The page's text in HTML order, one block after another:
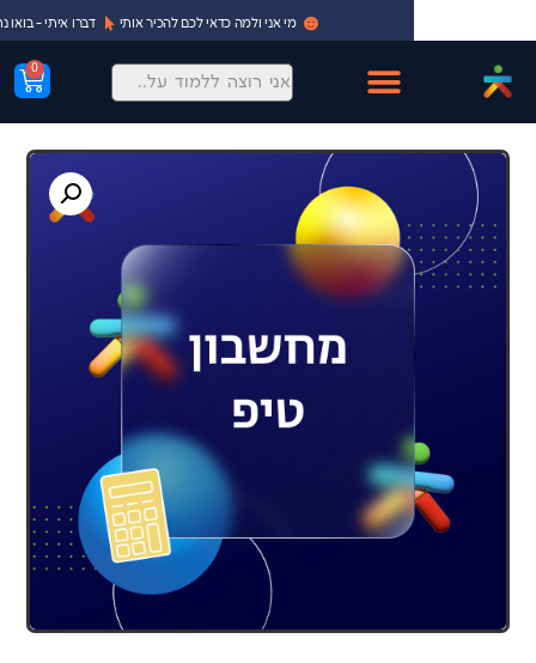
מי אני ולמה כדאי לכם להכיר אותי דברו איתי - בואו נתחיל!
0